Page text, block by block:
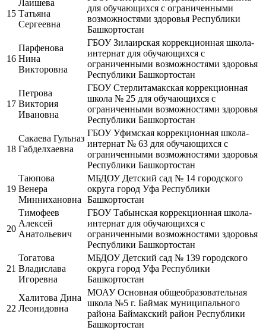
15
Лаишева
Татьяна
Сергеевна
для обучающихся с ограниченными
возможностями здоровья Республики
Башкортостан
16
Парфенова
Нина
Викторовна
ГБОУ Зилаирская коррекционная школа-
интернат для обучающихся с
ограниченными возможностями здоровья
Республики Башкортостан
17
Петрова
Виктория
Ивановна
ГБОУ Стерлитамакская коррекционная
школа № 25 для обучающихся с
ограниченными возможностями здоровья
Республики Башкортостан
18
Сакаева Гульназ
Габделхаевна
ГБОУ Уфимская коррекционная школа-
интернат № 63 для обучающихся с
ограниченными возможностями здоровья
Республики Башкортостан
19
Таюпова
Венера
Миннихановна
МБДОУ Детский сад № 14 городского
округа город Уфа Республики
Башкортостан
20
Тимофеев
Алексей
Анатольевич
ГБОУ Табынская коррекционная школа-
интернат для обучающихся с
ограниченными возможностями здоровья
Республики Башкортостан
21
Тогатова
Владислава
Игоревна
МБДОУ Детский сад № 139 городского
округа город Уфа Республики
Башкортостан
22
Халитова Дина
Леонидовна
МОАУ Основная общеобразовательная
школа №5 г. Баймак муниципального
района Баймакский район Республики
Башкортостан